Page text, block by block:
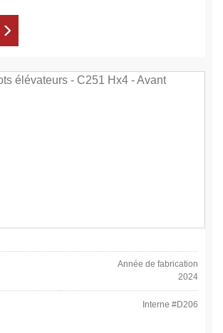
Année de fabrication
2024
Interne #D206